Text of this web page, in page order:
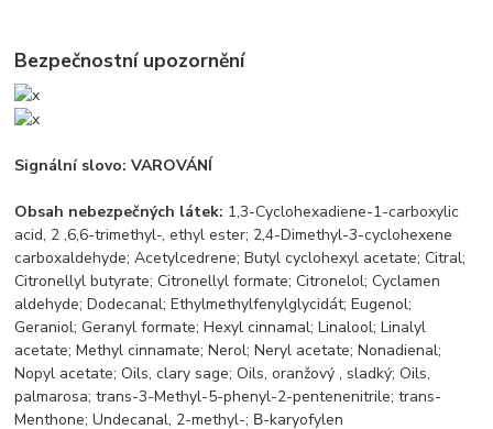
Bezpečnostní upozornění
Signální slovo: VAROVÁNÍ
Obsah nebezpečných látek: 1,3-Cyclohexadiene-1-carboxylic
acid, 2 ,6,6-trimethyl-, ethyl ester; 2,4-Dimethyl-3-cyclohexene
carboxaldehyde; Acetylcedrene; Butyl cyclohexyl acetate; Citral;
Citronellyl butyrate; Citronellyl formate; Citronelol; Cyclamen
aldehyde; Dodecanal; Ethylmethylfenylglycidát; Eugenol;
Geraniol; Geranyl formate; Hexyl cinnamal; Linalool; Linalyl
acetate; Methyl cinnamate; Nerol; Neryl acetate; Nonadienal;
Nopyl acetate; Oils, clary sage; Oils, oranžový , sladký; Oils,
palmarosa; trans-3-Methyl-5-phenyl-2-pentenenitrile; trans-
Menthone; Undecanal, 2-methyl-; Β-karyofylen